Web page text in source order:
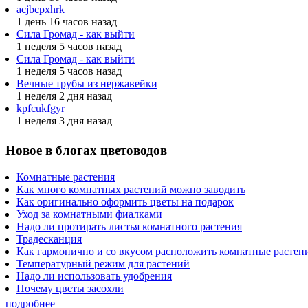
acjbcpxhrk
1 день 16 часов назад
Сила Громад - как выйти
1 неделя 5 часов назад
Сила Громад - как выйти
1 неделя 5 часов назад
Вечные трубы из нержавейки
1 неделя 2 дня назад
kpfcukfgyr
1 неделя 3 дня назад
Новое в блогах цветоводов
Комнатные растения
Как много комнатных растений можно заводить
Как оригинально оформить цветы на подарок
Уход за комнатными фиалками
Надо ли протирать листья комнатного растения
Традесканция
Как гармонично и со вкусом расположить комнатные
Температурный режим для растений
Надо ли использовать удобрения
Почему цветы засохли
подробнее